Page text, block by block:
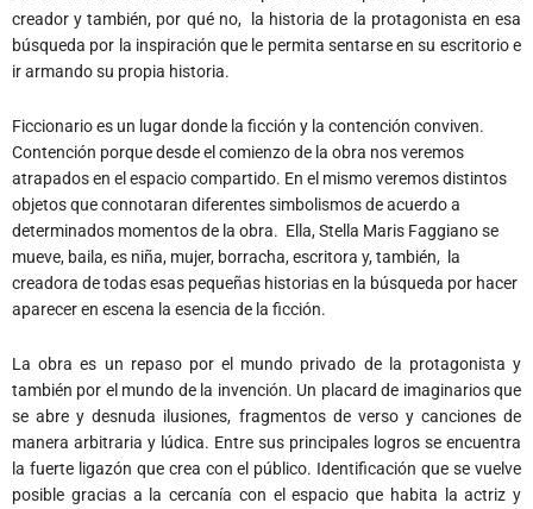
creador y también, por qué no, la historia de la protagonista en esa
búsqueda por la inspiración que le permita sentarse en su escritorio e
ir armando su propia historia.
Ficcionarioes un lugar donde la ficción y la contención conviven.
Contención porque desde el comienzo de la obra nos veremos
atrapados en el espacio compartido. En el mismo veremos distintos
objetos que connotaran diferentes simbolismos de acuerdo a
determinados momentos de la obra. Ella, Stella Maris Faggiano se
mueve, baila, es niña, mujer, borracha, escritora y, también, la
creadora de todas esas pequeñas historias en la búsqueda por hacer
aparecer en escena la esencia de la ficción.
La obra es un repaso por el mundo privado de la protagonista y
también por el mundo de la invención. Un placard de imaginarios que
se abre y desnuda ilusiones, fragmentos de verso y canciones de
manera arbitraria y lúdica. Entre sus principales logros se encuentra
la fuerte ligazón que crea con el público. Identificación que se vuelve
posible gracias a la cercanía con el espacio que habita la actriz y